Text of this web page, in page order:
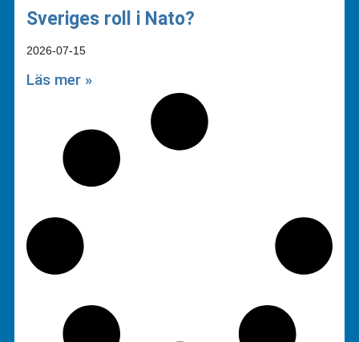
Sveriges roll i Nato?
2026-07-15
Läs mer »